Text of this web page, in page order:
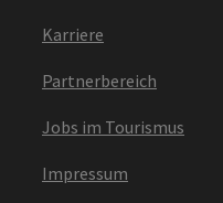
Karriere
Partnerbereich
Jobs im Tourismus
Impressum